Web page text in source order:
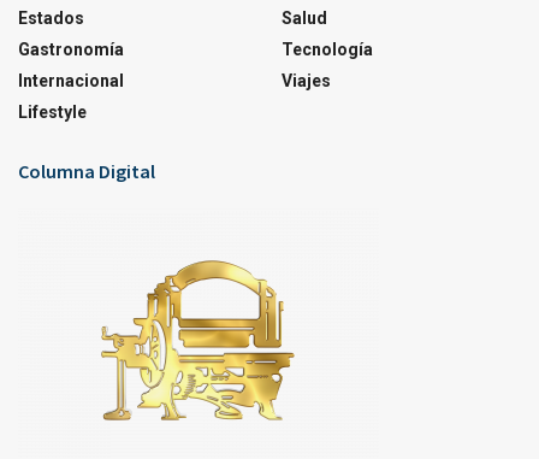
Estados
Gastronomía
Internacional
Lifestyle
Salud
Tecnología
Viajes
Columna Digital